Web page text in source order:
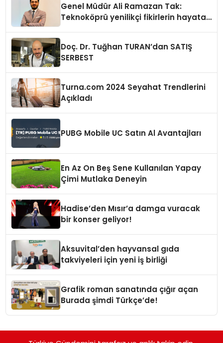
Genel Müdür Ali Ramazan Tak:
Teknoköprü yenilikçi fikirlerin hayata
Doç. Dr. Tuğhan TURAN’dan SATIŞ
SERBEST
Turna.com 2024 Seyahat Trendlerini
Açıkladı
PUBG Mobile UC Satın Al Avantajları
En Az On Beş Sene Kullanılan Yapay
Çimi Mutlaka Deneyin
Hadise’den Mısır’a damga vuracak
bir konser geliyor!
Aksuvital’den hayvansal gıda
takviyeleri için yeni iş birliği
Grafik roman sanatında çığır açan
Burada şimdi Türkçe’de!